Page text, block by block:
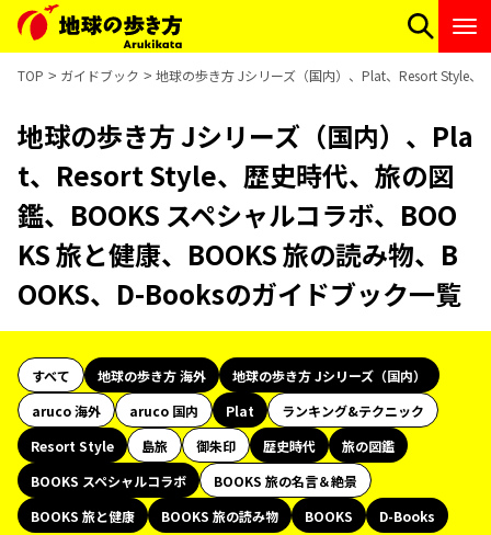
TOP ガイドブック 地球の歩き方 Jシリーズ（国内）、Plat、Resort Style、
地球の歩き方 Jシリーズ（国内）、Pla
t、Resort Style、歴史時代、旅の図
鑑、BOOKS スペシャルコラボ、BOO
KS 旅と健康、BOOKS 旅の読み物、B
OOKS、D-Booksのガイドブック一覧
すべて 地球の歩き方 海外
地球の歩き方 Jシリーズ（国内）
aruco 海外
aruco 国内 Plat
ランキング&テクニック
Resort Style
島旅 御朱印 歴史時代
旅の図鑑
BOOKS スペシャルコラボ
BOOKS 旅の名言＆絶景
BOOKS 旅と健康
BOOKS 旅の読み物 BOOKS
D-Books